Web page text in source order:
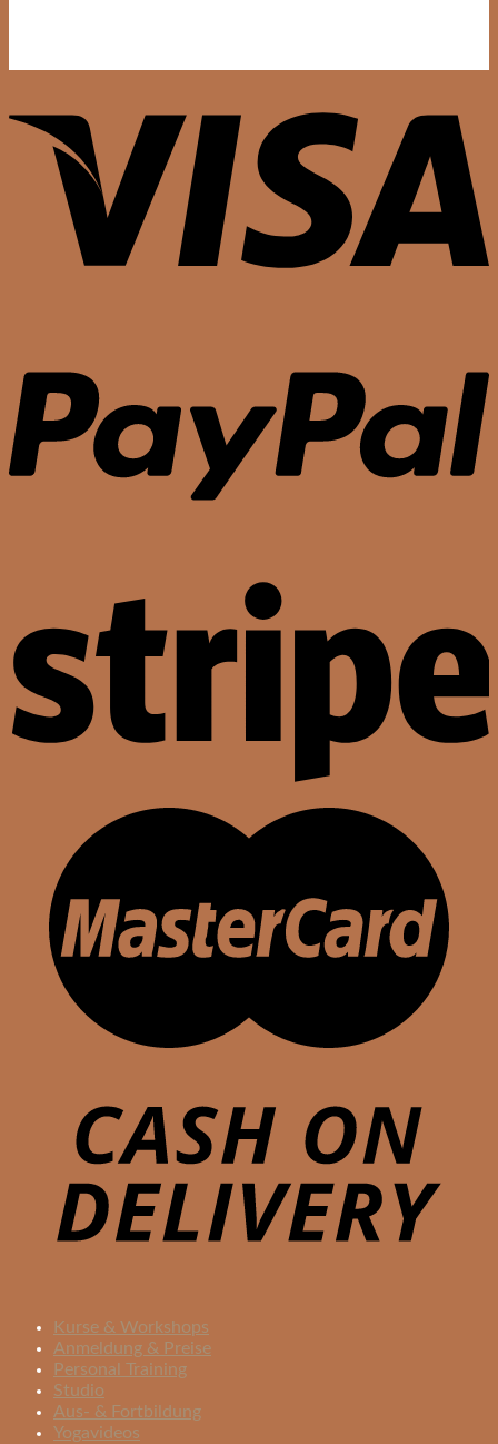
Kurse & Workshops
Anmeldung & Preise
Personal Training
Studio
Aus- & Fortbildung
Yogavideos